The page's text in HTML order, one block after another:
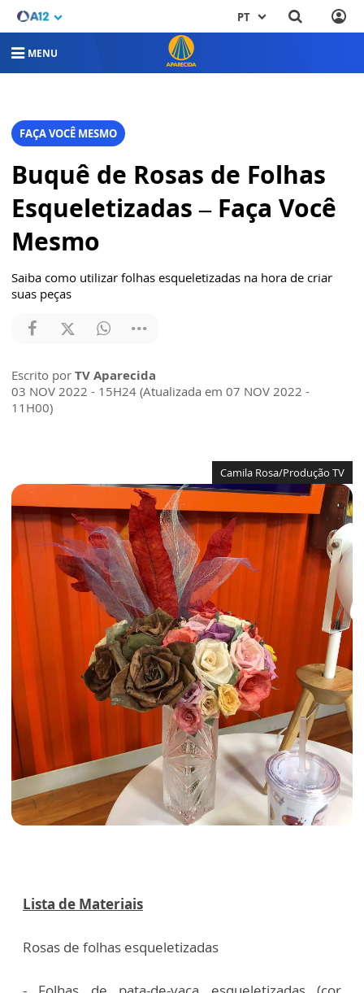
PT
MENU
FAÇA VOCÊ MESMO
Buquê de Rosas de Folhas
Esqueletizadas – Faça Você
Mesmo
Saiba como utilizar folhas esqueletizadas na hora de criar
suas peças
Escrito por TV Aparecida
03 NOV 2022 - 15H24 (Atualizada em 07 NOV 2022 -
11H00)
Camila Rosa/Produção TV
Lista de Materiais
Rosas de folhas esqueletizadas